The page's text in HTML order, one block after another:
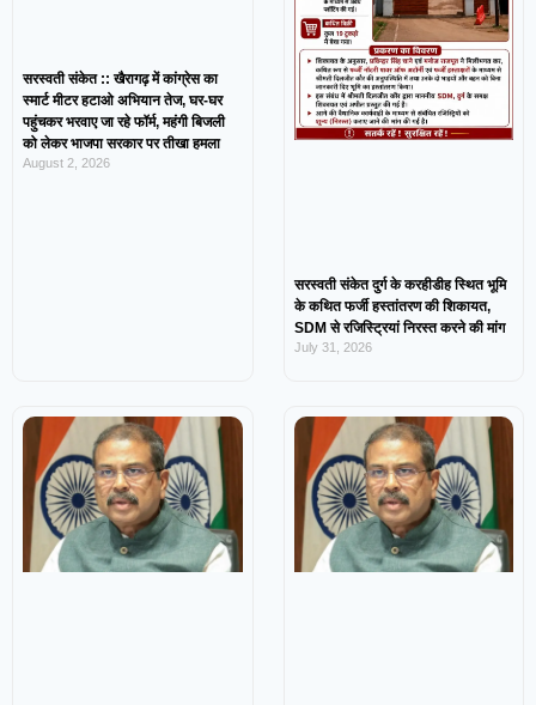
सरस्वती संकेत :: खैरागढ़ में कांग्रेस का
स्मार्ट मीटर हटाओ अभियान तेज, घर-घर
पहुंचकर भरवाए जा रहे फॉर्म, महंगी बिजली
को लेकर भाजपा सरकार पर तीखा हमला
August 2, 2026
सरस्वती संकेत दुर्ग के करहीडीह स्थित भूमि
के कथित फर्जी हस्तांतरण की शिकायत,
SDM से रजिस्ट्रियां निरस्त करने की मांग
July 31, 2026